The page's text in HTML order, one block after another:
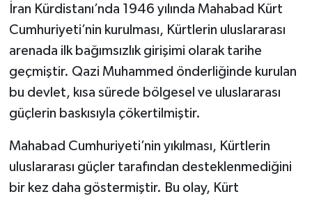
İran Kürdistanı’nda 1946 yılında Mahabad Kürt
Cumhuriyeti’nin kurulması, Kürtlerin uluslararası
arenada ilk bağımsızlık girişimi olarak tarihe
geçmiştir. Qazi Muhammed önderliğinde kurulan
bu devlet, kısa sürede bölgesel ve uluslararası
güçlerin baskısıyla çökertilmiştir.
Mahabad Cumhuriyeti’nin yıkılması, Kürtlerin
uluslararası güçler tarafından desteklenmediğini
bir kez daha göstermiştir. Bu olay, Kürt